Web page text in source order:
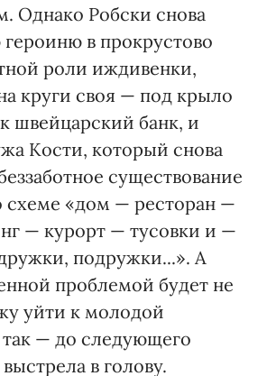
Однако Робски снова
героиню в прокрустово
роли иждивенки,
круги своя — под крыло
швейцарский банк, и
Кости, который снова
существование
схеме «дом — ресторан —
— курорт — тусовки и —
подружки...». А
проблемой будет не
уйти к молодой
— до следующего
в голову.